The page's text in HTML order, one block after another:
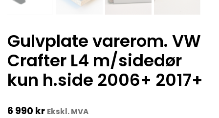
Gulvplate varerom. VW
Crafter L4 m/sidedør
kun h.side 2006+ 2017+
6 990 kr Ekskl. MVA